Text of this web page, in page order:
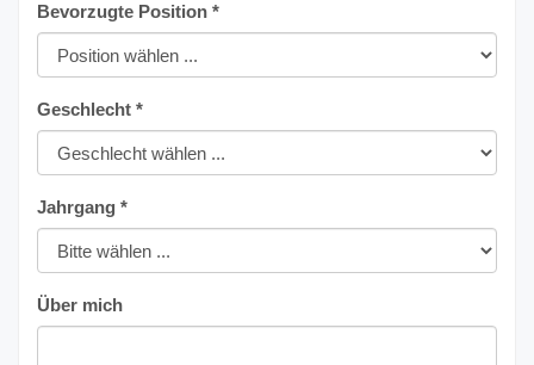
Bevorzugte Position *
Geschlecht *
Jahrgang *
Über mich